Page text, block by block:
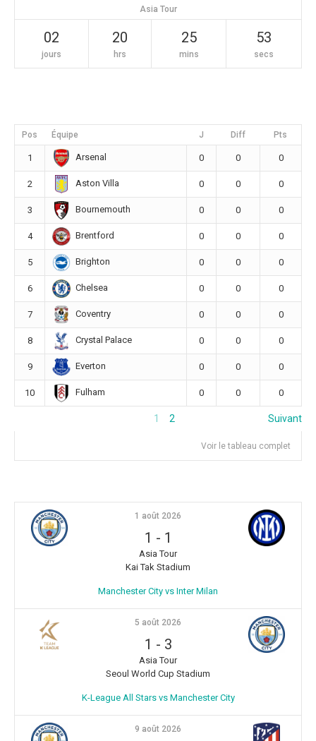
Asia Tour
02
jours
20
hrs
25
mins
53
secs
Pos Équipe J Diff Pts
1 Arsenal 0 0 0
2 Aston Villa 0 0 0
3 Bournemouth 0 0 0
4 Brentford 0 0 0
5 Brighton 0 0 0
6 Chelsea 0 0 0
7 Coventry 0 0 0
8 Crystal Palace 0 0 0
9 Everton 0 0 0
10 Fulham 0 0 0
1 2 Suivant
Voir le tableau complet
1 août 2026
1 - 1
Asia Tour
Kai Tak Stadium
Manchester City vs Inter Milan
5 août 2026
1 - 3
Asia Tour
Seoul World Cup Stadium
K-League All Stars vs Manchester City
9 août 2026